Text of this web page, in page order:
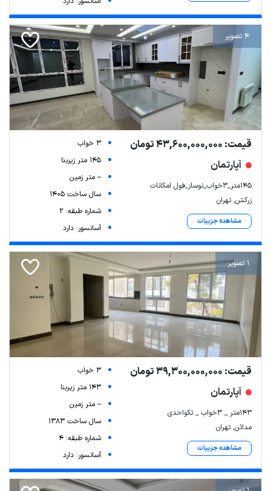
4 تصویر
قیمت: 43,600,000,000 تومان
آپارتمان
145متر_۳خواب_نوساز_فول امکانات
زرکش, تهران
مشاهده جزییات
3 خواب
145 متر زیربنا
-- متر زمین
سال ساخت 1405
شماره طبقه: 2
آسانسور: دارد
1 تصویر
قیمت: 39,300,000,000 تومان
آپارتمان
۱۴۳متر _ ۳خواب _ تکواحدی
مدائن, تهران
مشاهده جزییات
3 خواب
143 متر زیربنا
-- متر زمین
سال ساخت 1383
شماره طبقه: 4
آسانسور: دارد